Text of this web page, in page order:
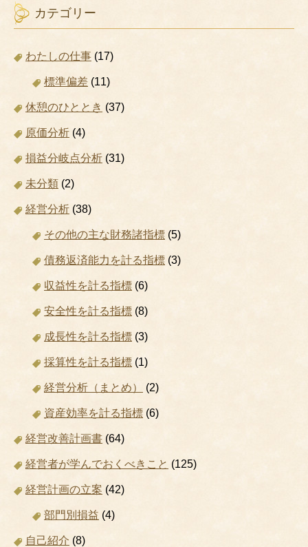
カテゴリー
わたしの仕事 (17)
標準偏差 (11)
休憩のひととき (37)
原価分析 (4)
損益分岐点分析 (31)
未分類 (2)
経営分析 (38)
その他の主な財務諸指標 (5)
債務返済能力を計る指標 (3)
収益性を計る指標 (6)
安全性を計る指標 (8)
成長性を計る指標 (3)
採算性を計る指標 (1)
経営分析（まとめ） (2)
資産効率を計る指標 (6)
経営改善計画書 (64)
経営者が学んでおくべきこと (125)
経営計画の立案 (42)
部門別損益 (4)
自己紹介 (8)